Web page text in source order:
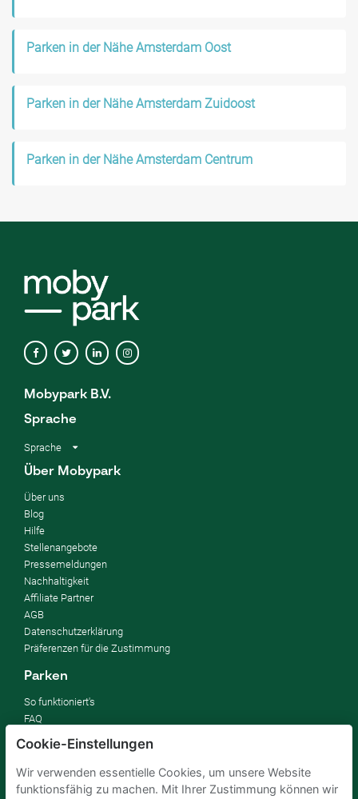
Parken in der Nähe Amsterdam Oost
Parken in der Nähe Amsterdam Zuidoost
Parken in der Nähe Amsterdam Centrum
Cookie-Einstellungen
Wir verwenden essentielle Cookies, um unsere Website
funktionsfähig zu machen. Mit Ihrer Zustimmung können wir
Mobypark B.V.
Sprache
Sprache
Über Mobypark
Über uns
Blog
Hilfe
Stellenangebote
Pressemeldungen
Nachhaltigkeit
Affiliate Partner
AGB
Datenschutzerklärung
Präferenzen für die Zustimmung
Parken
So funktioniert's
FAQ
Vermieten
Parkplatz vermieten
Für Unternehmen